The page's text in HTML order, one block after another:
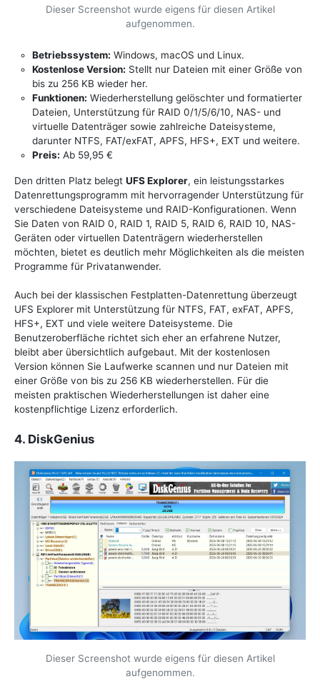
Dieser Screenshot wurde eigens für diesen Artikel
aufgenommen.
Betriebssystem: Windows, macOS und Linux.
Kostenlose Version: Stellt nur Dateien mit einer Größe von
bis zu 256 KB wieder her.
Funktionen: Wiederherstellung gelöschter und formatierter
Dateien, Unterstützung für RAID 0/1/5/6/10, NAS- und
virtuelle Datenträger sowie zahlreiche Dateisysteme,
darunter NTFS, FAT/exFAT, APFS, HFS+, EXT und weitere.
Preis: Ab 59,95 €
Den dritten Platz belegt UFS Explorer, ein leistungsstarkes
Datenrettungsprogramm mit hervorragender Unterstützung für
verschiedene Dateisysteme und RAID-Konfigurationen. Wenn
Sie Daten von RAID 0, RAID 1, RAID 5, RAID 6, RAID 10, NAS-
Geräten oder virtuellen Datenträgern wiederherstellen
möchten, bietet es deutlich mehr Möglichkeiten als die meisten
Programme für Privatanwender.
Auch bei der klassischen Festplatten-Datenrettung überzeugt
UFS Explorer mit Unterstützung für NTFS, FAT, exFAT, APFS,
HFS+, EXT und viele weitere Dateisysteme. Die
Benutzeroberfläche richtet sich eher an erfahrene Nutzer,
bleibt aber übersichtlich aufgebaut. Mit der kostenlosen
Version können Sie Laufwerke scannen und nur Dateien mit
einer Größe von bis zu 256 KB wiederherstellen. Für die
meisten praktischen Wiederherstellungen ist daher eine
kostenpflichtige Lizenz erforderlich.
4. DiskGenius
Dieser Screenshot wurde eigens für diesen Artikel
aufgenommen.